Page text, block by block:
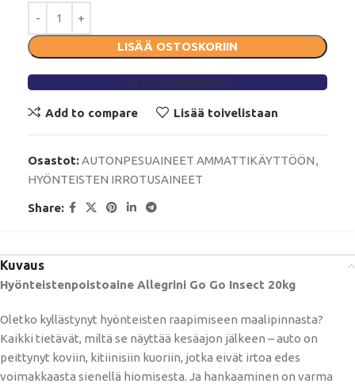
LISÄÄ OSTOSKORIIN
TÄYTÄ LAINAHAKEMUS
Add to compare Lisää toivelistaan
Osastot:AUTONPESUAINEET AMMATTIKÄYTTÖÖN,
HYÖNTEISTEN IRROTUSAINEET
Share:
Kuvaus
Hyönteistenpoistoaine Allegrini Go Go Insect 20kg
Oletko kyllästynyt hyönteisten raapimiseen maalipinnasta?
Kaikki tietävät, miltä se näyttää kesäajon jälkeen – auto on
peittynyt koviin, kitiinisiin kuoriin, jotka eivät irtoa edes
voimakkaasta sienellä hiomisesta. Ja hankaaminen on varma